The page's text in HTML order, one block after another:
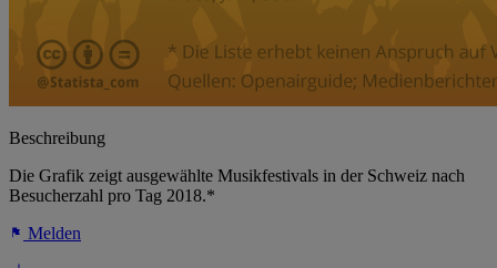
Beschreibung
Die Grafik zeigt ausgewählte Musikfestivals in der Schweiz nach
Besucherzahl pro Tag 2018.*
Melden